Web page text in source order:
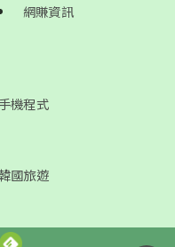
網賺資訊
手機程式
國旅遊